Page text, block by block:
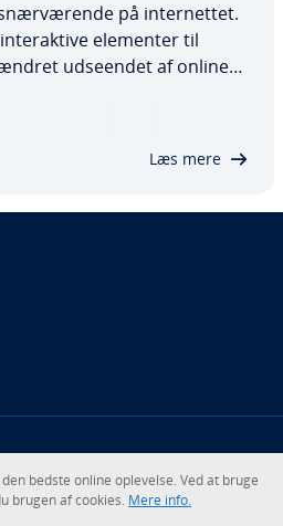
på in­ter­net­tet.
elementer til
udseendet af online
Læs mere
Instagram
bedste online oplevelse. Ved at bruge
brugen af cookies. Mere info.